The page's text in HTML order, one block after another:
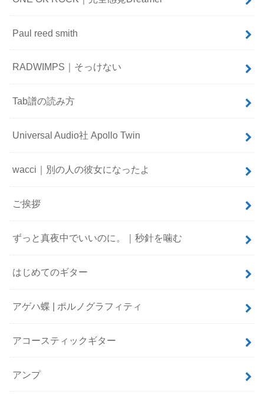
Paul reed smith
RADWIMPS｜そっけない
Tab譜の読み方
Universal Audio社 Apollo Twin
wacci｜別の人の彼女になったよ
ご挨拶
ずっと真夜中でいいのに。｜秒針を噛む
はじめてのギター
アゲハ蝶 | ポルノグラフィティ
アコースティックギター
アンプ